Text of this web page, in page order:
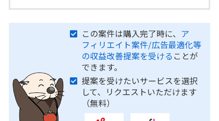
この案件は購入完了時に、 ア
フィリエイト案件/広告最適化等
の収益改善提案を受ける ことが
できます。
提案を受けたいサービスを選択
して、リクエストいただけます
（無料）